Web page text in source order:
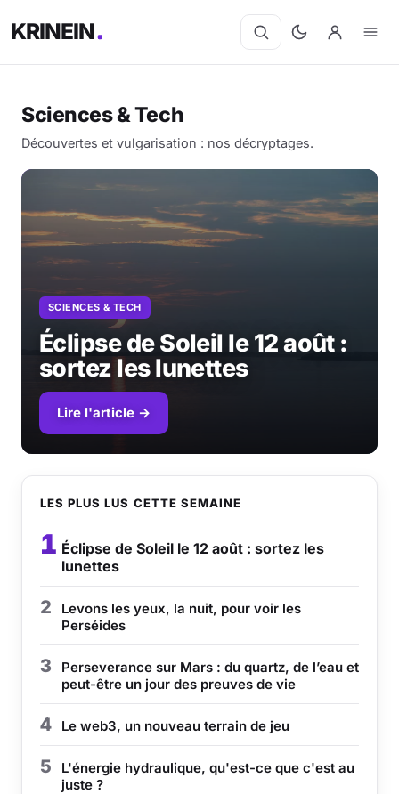
KRINEIN
Sciences & Tech
Découvertes et vulgarisation : nos décryptages.
SCIENCES & TECH
Éclipse de Soleil le 12 août :
sortez les lunettes
Lire l'article →
LES PLUS LUS CETTE SEMAINE
1 Éclipse de Soleil le 12 août : sortez les
lunettes
2
Levons les yeux, la nuit, pour voir les
Perséides
3
Perseverance sur Mars : du quartz, de l’eau et
peut-être un jour des preuves de vie
4 Le web3, un nouveau terrain de jeu
5
L'énergie hydraulique, qu'est-ce que c'est au
juste ?